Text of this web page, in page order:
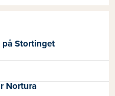
Stortinget
Nortura